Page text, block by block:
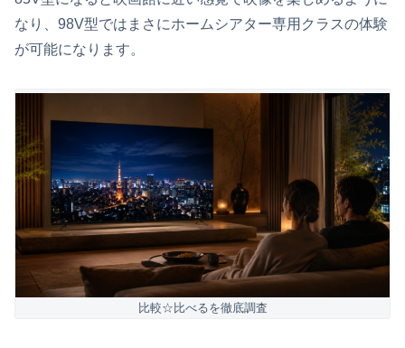
なり、98V型ではまさにホームシアター専用クラスの体験
が可能になります。
比較☆比べるを徹底調査